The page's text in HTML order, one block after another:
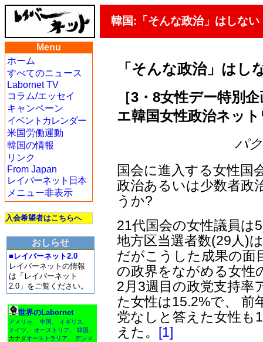
韓国:「そんな政治」はしない
Menu
ホーム
すべてのニュース
Labornet TV
コラム/エッセイ
キャンペーン
イベントカレンダー
米国労働運動
韓国の情報
リンク
From Japan
レイバーネット日本
メニュー非表示
入会希望者はこちらへ
おしらせ
■レイバーネット2.0
レイバーネットの情報
は「レイバーネット
2.0」をご覧ください。
世界のLabornet
アメリカ 中国 イギリス
ドイツ
オーストリア 韓国
カナダオーストラリア
デンマ
「そんな政治」はし
［3・8女性デー特別
エ韓国女性政治ネッ
パ
国会に進入する女性国
政治あるいは少数者政
うか?
21代国会の女性議員は
地方区当選者数(29人)
だがこうした成果の面
の政界をながめる女性
2月3週目の政党支持率
た女性は15.2%で、 前
党なしと答えた女性も
えた。 [1]